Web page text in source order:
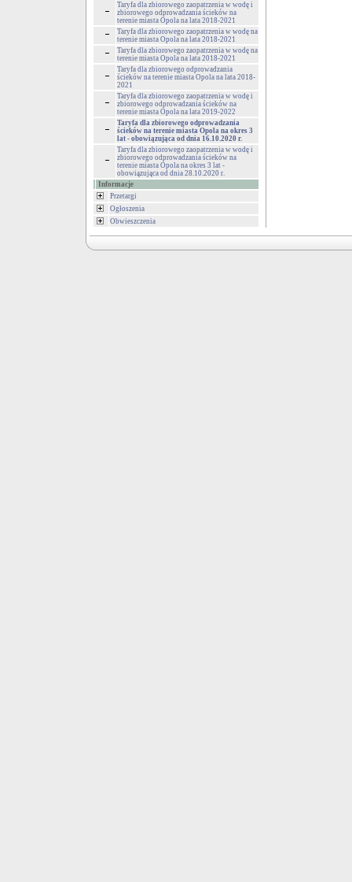
Taryfa dla zbiorowego zaopatrzenia w wodę i
zbiorowego odprowadzania ścieków na
terenie miasta Opola na lata 2018-2021
Taryfa dla zbiorowego zaopatrzenia w wodę na
terenie miasta Opola na lata 2018-2021
Taryfa dla zbiorowego zaopatrzenia w wodę na
terenie miasta Opola na lata 2018-2021
Taryfa dla zbiorowego odprowadzania
ścieków na terenie miasta Opola na lata 2018-
2021
Taryfa dla zbiorowego zaopatrzenia w wodę i
zbiorowego odprowadzania ścieków na
terenie miasta Opola na lata 2019-2022
Taryfa dla zbiorowego odprowadzania
ścieków na terenie miasta Opola na okres 3
lat - obowiązująca od dnia 16.10.2020 r.
Taryfa dla zbiorowego zaopatrzenia w wodę i
zbiorowego odprowadzania ścieków na
terenie miasta Opola na okres 3 lat -
obowiązująca od dnia 28.10.2020 r.
Informacje
Przetargi
Ogłoszenia
Obwieszczenia